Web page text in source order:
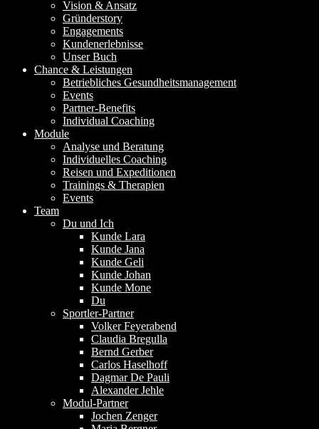
Vision & Ansatz
Gründerstory
Engagements
Kundenerlebnisse
Unser Buch
Chance & Leistungen
Betriebliches Gesundheitsmanagement
Events
Partner-Benefits
Individual Coaching
Module
Analyse und Beratung
Individuelles Coaching
Reisen und Expeditionen
Trainings & Therapien
Events
Team
Du und Ich
Kunde Lara
Kunde Jana
Kunde Geli
Kunde Johan
Kunde Mone
Du
Sportler-Partner
Volker Feyerabend
Claudia Bregulla
Bernd Gerber
Carlos Haselhoff
Dagmar De Pauli
Alexander Jehle
Modul-Partner
Jochen Zenger